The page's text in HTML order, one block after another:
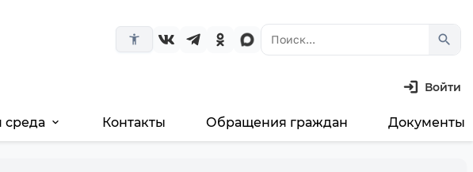
accessibility_new search
Войти
среда expand_more Контакты Обращения граждан Документы